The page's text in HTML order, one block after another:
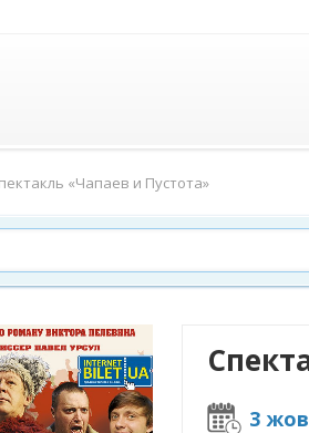
«Чапаев и Пустота»
3